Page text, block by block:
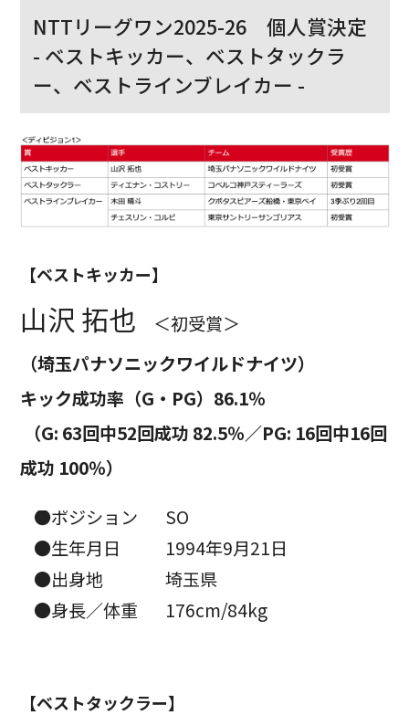
NTTリーグワン2025-26 個人賞決定
- ベストキッカー、ベストタックラ
ー、ベストラインブレイカー -
【ベストキッカー】
山沢 拓也 ＜初受賞＞
（埼玉パナソニックワイルドナイツ）
キック成功率（G・PG）86.1％
（G: 63回中52回成功 82.5％／PG: 16回中16回
成功 100％）
●ポジション
SO
●生年月日
1994年9月21日
●出身地
埼玉県
●身長／体重
176cm/84kg
【ベストタックラー】